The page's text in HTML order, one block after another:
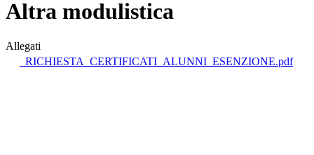
Altra modulistica
Allegati
RICHIESTA_CERTIFICATI_ALUNNI_ESENZIONE.pdf